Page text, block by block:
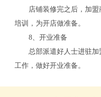
店铺装修完之后，加盟
培训，为开店做准备。
8、开业准备
总部派遣好人士进驻加
工作，做好开业准备。